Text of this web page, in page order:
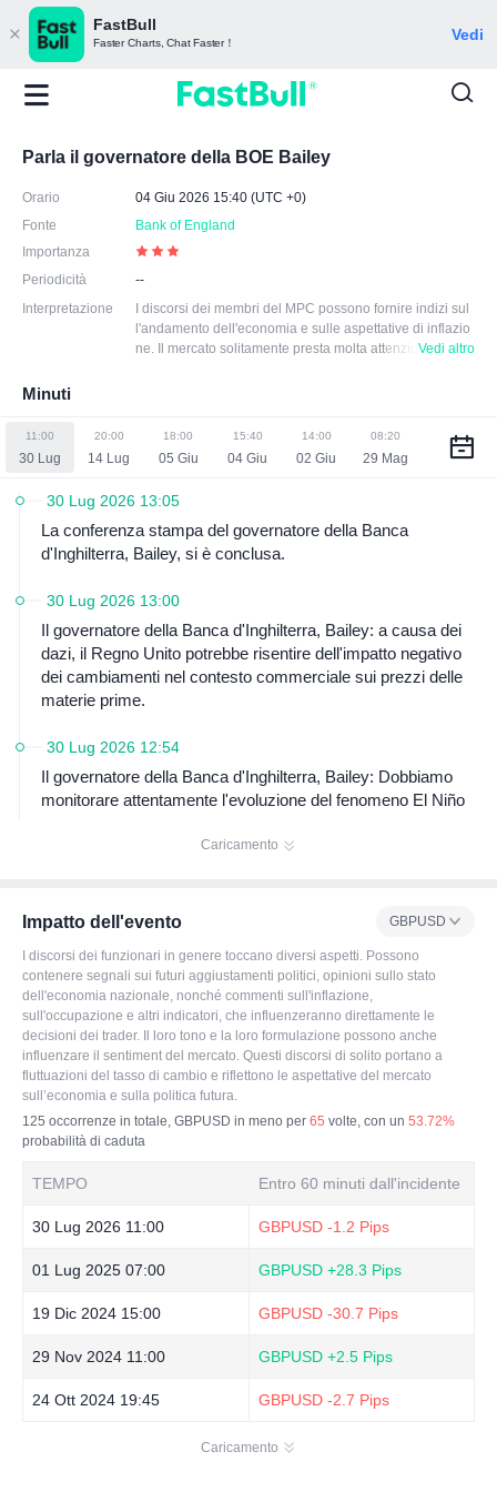
FastBull
Faster Charts, Chat Faster！ Vedi
Parla il governatore della BOE Bailey
Orario
04 Giu 2026 15:40 (UTC +0)
Fonte
Bank of England
Importanza
Periodicità
--
Interpretazione
Vedi altro
I discorsi dei membri del MPC possono fornire indizi sul
l'andamento dell'economia e sulle aspettative di inflazio
ne. Il mercato solitamente presta molta attenzio
taria. Attraverso i discorsi pubblici, possono trasmettere i
nformazioni e riflessioni sulla politica monetaria al pubbl
ico, ai partecipanti al mercato e al governo, in modo che
politica e le aspettative della banca centrale.
Minuti
11:00
30 Lug
20:00
14 Lug
18:00
05 Giu
15:40
04 Giu
14:00
02 Giu
08:20
29 Mag
30 Lug 2026 13:05
La conferenza stampa del governatore della Banca
d'Inghilterra, Bailey, si è conclusa.
30 Lug 2026 13:00
Il governatore della Banca d'Inghilterra, Bailey: a causa dei
dazi, il Regno Unito potrebbe risentire dell'impatto negativo
dei cambiamenti nel contesto commerciale sui prezzi delle
materie prime.
30 Lug 2026 12:54
Il governatore della Banca d'Inghilterra, Bailey: Dobbiamo
monitorare attentamente l'evoluzione del fenomeno El Niño
Caricamento
Impatto dell'evento GBPUSD
I discorsi dei funzionari in genere toccano diversi aspetti. Possono
contenere segnali sui futuri aggiustamenti politici, opinioni sullo stato
dell'economia nazionale, nonché commenti sull'inflazione,
sull'occupazione e altri indicatori, che influenzeranno direttamente le
decisioni dei trader. Il loro tono e la loro formulazione possono anche
influenzare il sentiment del mercato. Questi discorsi di solito portano a
fluttuazioni del tasso di cambio e riflettono le aspettative del mercato
sull’economia e sulla politica futura.
125 occorrenze in totale, GBPUSD in meno per 65 volte, con un 53.72%
probabilità di caduta
TEMPO Entro 60 minuti dall'incidente
30 Lug 2026 11:00 GBPUSD -1.2 Pips
01 Lug 2025 07:00 GBPUSD +28.3 Pips
19 Dic 2024 15:00 GBPUSD -30.7 Pips
29 Nov 2024 11:00 GBPUSD +2.5 Pips
24 Ott 2024 19:45 GBPUSD -2.7 Pips
Caricamento